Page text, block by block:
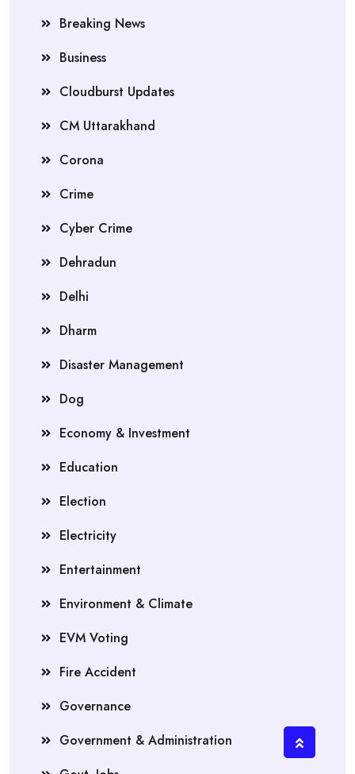
Breaking News
Business
Cloudburst Updates
CM Uttarakhand
Corona
Crime
Cyber Crime
Dehradun
Delhi
Dharm
Disaster Management
Dog
Economy & Investment
Education
Election
Electricity
Entertainment
Environment & Climate
EVM Voting
Fire Accident
Governance
Government & Administration